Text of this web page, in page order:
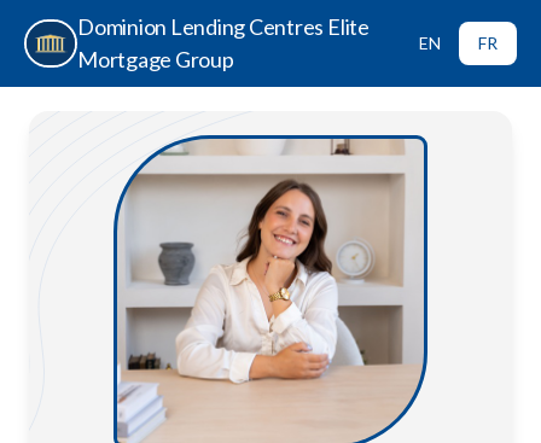
Dominion Lending Centres Elite
Mortgage Group
EN FR